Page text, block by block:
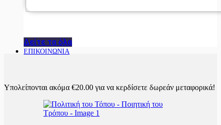
Δείτε τα όλα
ΕΠΙΚΟΙΝΩΝΙΑ
Υπολείπονται ακόμα €20.00 για να κερδίσετε δωρεάν μεταφορικά!